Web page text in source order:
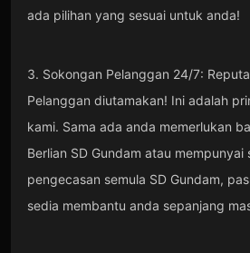
ada pilihan yang sesuai untuk anda!
3. Sokongan Pelanggan 24/7:
Pelanggan diutamakan! Ini adalah
kami. Sama ada anda memerlukan
Berlian SD Gundam atau mempunyai
pengecasan semula SD Gundam,
sedia membantu anda sepanjang